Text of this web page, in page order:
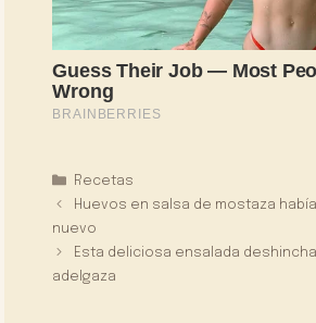
Categorías
Recetas
Huevos en salsa de mostaza
nuevo
Esta deliciosa ensalada
adelgaza